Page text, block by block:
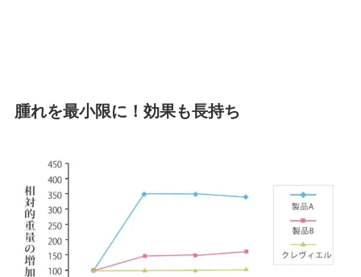
腫れを最小限に！効果も長持ち